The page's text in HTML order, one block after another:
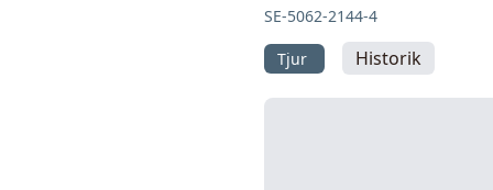
SE-5062-2144-4
Tjur Historik